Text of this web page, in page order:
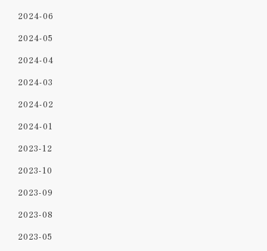
2024-06
2024-05
2024-04
2024-03
2024-02
2024-01
2023-12
2023-10
2023-09
2023-08
2023-05